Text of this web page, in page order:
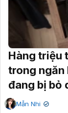
Hàng triệu
trong
đang bị bỏ
Mẫn Nhi ✔